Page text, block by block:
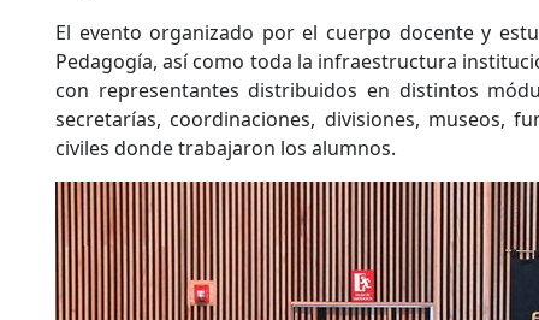
El evento organizado por el cuerpo docente y
Pedagogía, así como toda la infraestructura
con representantes distribuidos en distintos
secretarías, coordinaciones, divisiones, museos,
civiles donde trabajaron los alumnos.